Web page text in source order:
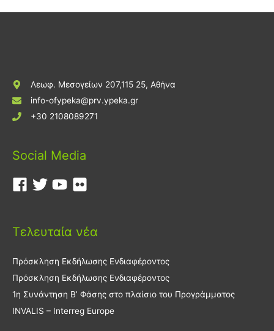
Λεωφ. Μεσογείων 207,115 25, Αθήνα
info-ofypeka@prv.ypeka.gr
+30 2108089271
Social Media
Τελευταία νέα
Πρόσκληση Εκδήλωσης Ενδιαφέροντος
Πρόσκληση Εκδήλωσης Ενδιαφέροντος
1η Συνάντηση Β’ Φάσης στο πλαίσιο του Προγράμματος
INVALIS – Interreg Europe